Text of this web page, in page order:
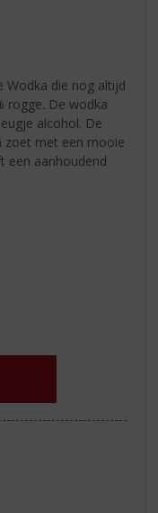
Wodka die nog altijd
rogge. De wodka
alcohol. De
zoet met een mooie
een aanhoudend